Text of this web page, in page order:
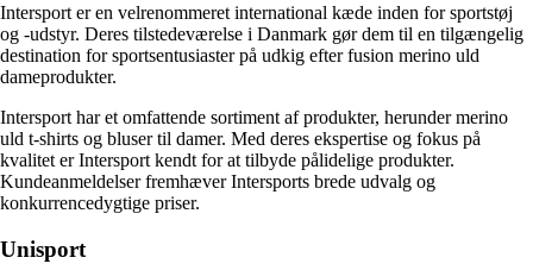
Intersport er en velrenommeret international kæde inden for sportstøj
og -udstyr. Deres tilstedeværelse i Danmark gør dem til en tilgængelig
destination for sportsentusiaster på udkig efter fusion merino uld
dameprodukter.
Intersport har et omfattende sortiment af produkter, herunder merino
uld t-shirts og bluser til damer. Med deres ekspertise og fokus på
kvalitet er Intersport kendt for at tilbyde pålidelige produkter.
Kundeanmeldelser fremhæver Intersports brede udvalg og
konkurrencedygtige priser.
Unisport